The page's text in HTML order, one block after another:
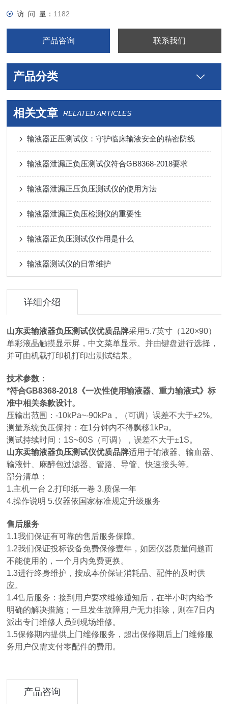
访 问 量： 1182
产品咨询 联系我们
产品分类
相关文章 RELATED ARTICLES
输液器正压测试仪：守护临床输液安全的精密防线
输液器泄漏正负压测试仪符合GB8368-2018要求
输液器泄漏正压负压测试仪的使用方法
输液器泄漏正负压检测仪的重要性
输液器正负压测试仪作用是什么
输液器测试仪的日常维护
详细介绍
山东卖输液器负压测试仪优质品牌采用5.7英寸（120×90）
单彩液晶触摸显示屏，中文菜单显示。并由键盘进行选择，
并可由机载打印机打印出测试结果。
技术参数：
*符合GB8368-2018《一次性使用输液器、重力输液式》标
准中相关条款设计。
压输出范围：-10kPa~-90kPa，（可调）误差不大于±2%。
测量系统负压保持：在1分钟内不得飘移1kPa。
测试持续时间：1S~60S（可调），误差不大于±1S。
山东卖输液器负压测试仪优质品牌适用于输液器、输血器、
输液针、麻醉包过滤器、管路、导管、快速接头等。
部分清单：
1.主机一台 2.打印纸一卷 3.质保一年
4.操作说明 5.仪器依国家标准规定升级服务
售后服务
1.1我们保证有可靠的售后服务保障。
1.2我们保证投标设备免费保修壹年，如因仪器质量问题而
不能使用的，一个月内免费更换。
1.3进行终身维护，按成本价保证消耗品、配件的及时供
应。
1.4售后服务：接到用户要求维修通知后，在半小时内给予
明确的解决措施；一旦发生故障用户无力排除，则在7日内
派出专门维修人员到现场维修。
1.5保修期内提供上门维修服务，超出保修期后上门维修服
务用户仅需支付零配件的费用。
产品咨询